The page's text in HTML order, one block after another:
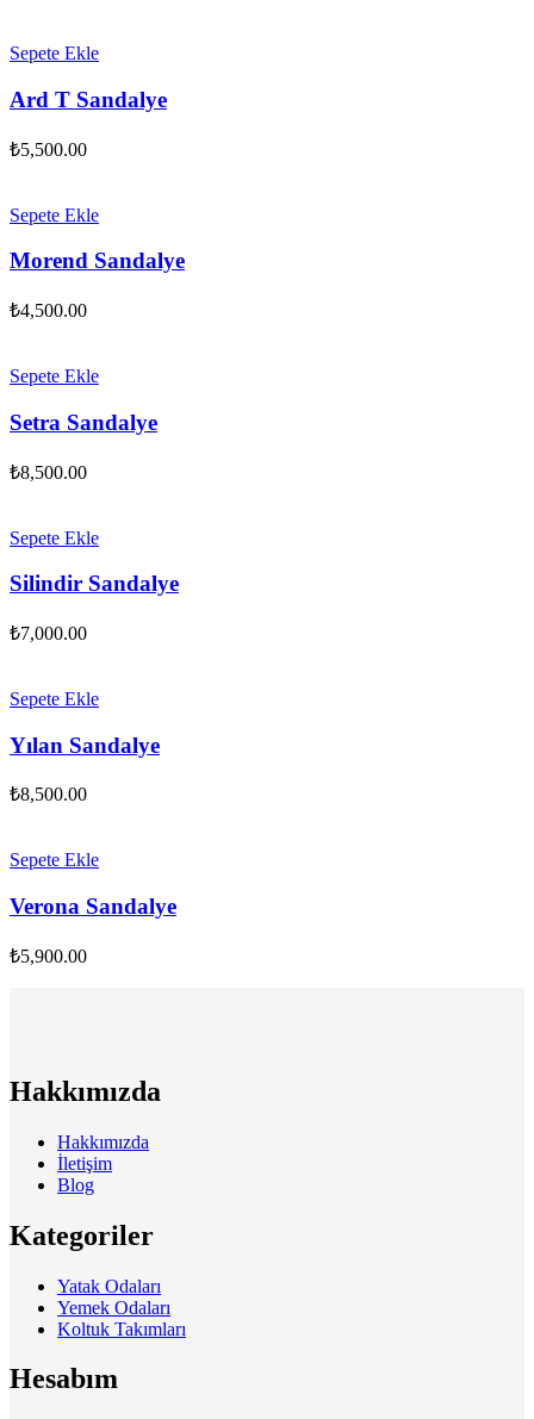
Sepete Ekle
Ard T Sandalye
₺5,500.00
Sepete Ekle
Morend Sandalye
₺4,500.00
Sepete Ekle
Setra Sandalye
₺8,500.00
Sepete Ekle
Silindir Sandalye
₺7,000.00
Sepete Ekle
Yılan Sandalye
₺8,500.00
Sepete Ekle
Verona Sandalye
₺5,900.00
Hakkımızda
Hakkımızda
İletişim
Blog
Kategoriler
Yatak Odaları
Yemek Odaları
Koltuk Takımları
Hesabım